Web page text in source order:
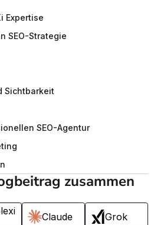
Expertise
SEO-Strategie
Sichtbarkeit
SEO-Agentur
zusammen
Claude Grok